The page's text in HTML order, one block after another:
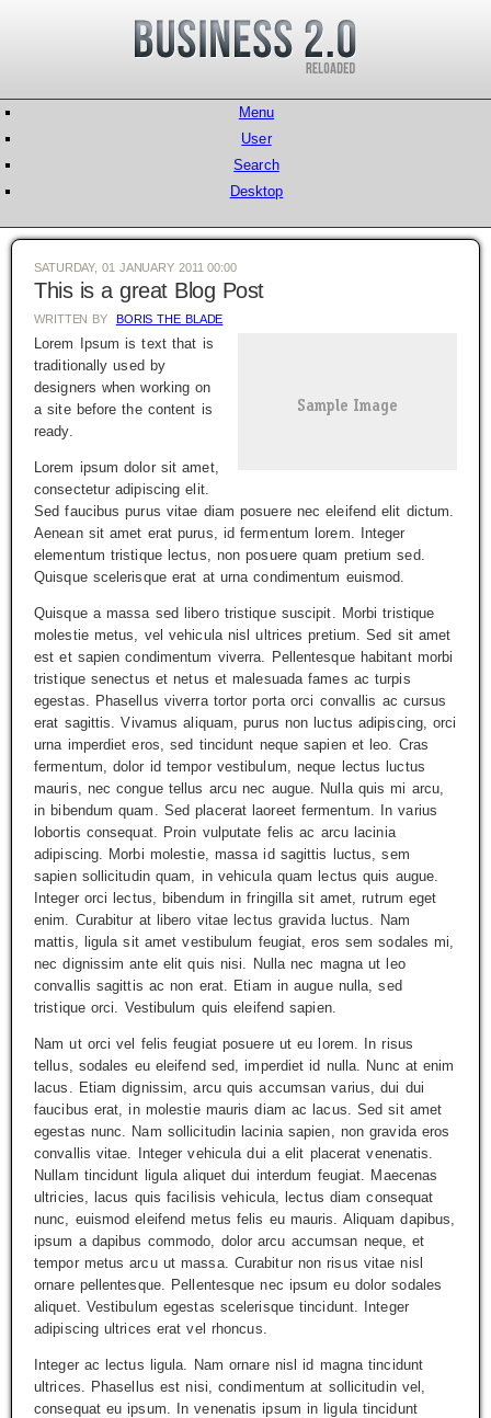
Menu
User
Search
Desktop
SATURDAY, 01 JANUARY 2011 00:00
This is a great Blog Post
WRITTEN BY BORIS THE BLADE
Lorem Ipsum is text that is
traditionally used by
designers when working on
a site before the content is
ready.
Lorem ipsum dolor sit amet,
consectetur adipiscing elit.
Sed faucibus purus vitae diam posuere nec eleifend elit dictum.
Aenean sit amet erat purus, id fermentum lorem. Integer
elementum tristique lectus, non posuere quam pretium sed.
Quisque scelerisque erat at urna condimentum euismod.
Quisque a massa sed libero tristique suscipit. Morbi tristique
molestie metus, vel vehicula nisl ultrices pretium. Sed sit amet
est et sapien condimentum viverra. Pellentesque habitant morbi
tristique senectus et netus et malesuada fames ac turpis
egestas. Phasellus viverra tortor porta orci convallis ac cursus
erat sagittis. Vivamus aliquam, purus non luctus adipiscing, orci
urna imperdiet eros, sed tincidunt neque sapien et leo. Cras
fermentum, dolor id tempor vestibulum, neque lectus luctus
mauris, nec congue tellus arcu nec augue. Nulla quis mi arcu,
in bibendum quam. Sed placerat laoreet fermentum. In varius
lobortis consequat. Proin vulputate felis ac arcu lacinia
adipiscing. Morbi molestie, massa id sagittis luctus, sem
sapien sollicitudin quam, in vehicula quam lectus quis augue.
Integer orci lectus, bibendum in fringilla sit amet, rutrum eget
enim. Curabitur at libero vitae lectus gravida luctus. Nam
mattis, ligula sit amet vestibulum feugiat, eros sem sodales mi,
nec dignissim ante elit quis nisi. Nulla nec magna ut leo
convallis sagittis ac non erat. Etiam in augue nulla, sed
tristique orci. Vestibulum quis eleifend sapien.
Nam ut orci vel felis feugiat posuere ut eu lorem. In risus
tellus, sodales eu eleifend sed, imperdiet id nulla. Nunc at enim
lacus. Etiam dignissim, arcu quis accumsan varius, dui dui
faucibus erat, in molestie mauris diam ac lacus. Sed sit amet
egestas nunc. Nam sollicitudin lacinia sapien, non gravida eros
convallis vitae. Integer vehicula dui a elit placerat venenatis.
Nullam tincidunt ligula aliquet dui interdum feugiat. Maecenas
ultricies, lacus quis facilisis vehicula, lectus diam consequat
nunc, euismod eleifend metus felis eu mauris. Aliquam dapibus,
ipsum a dapibus commodo, dolor arcu accumsan neque, et
tempor metus arcu ut massa. Curabitur non risus vitae nisl
ornare pellentesque. Pellentesque nec ipsum eu dolor sodales
aliquet. Vestibulum egestas scelerisque tincidunt. Integer
adipiscing ultrices erat vel rhoncus.
Integer ac lectus ligula. Nam ornare nisl id magna tincidunt
ultrices. Phasellus est nisi, condimentum at sollicitudin vel,
consequat eu ipsum. In venenatis ipsum in ligula tincidunt